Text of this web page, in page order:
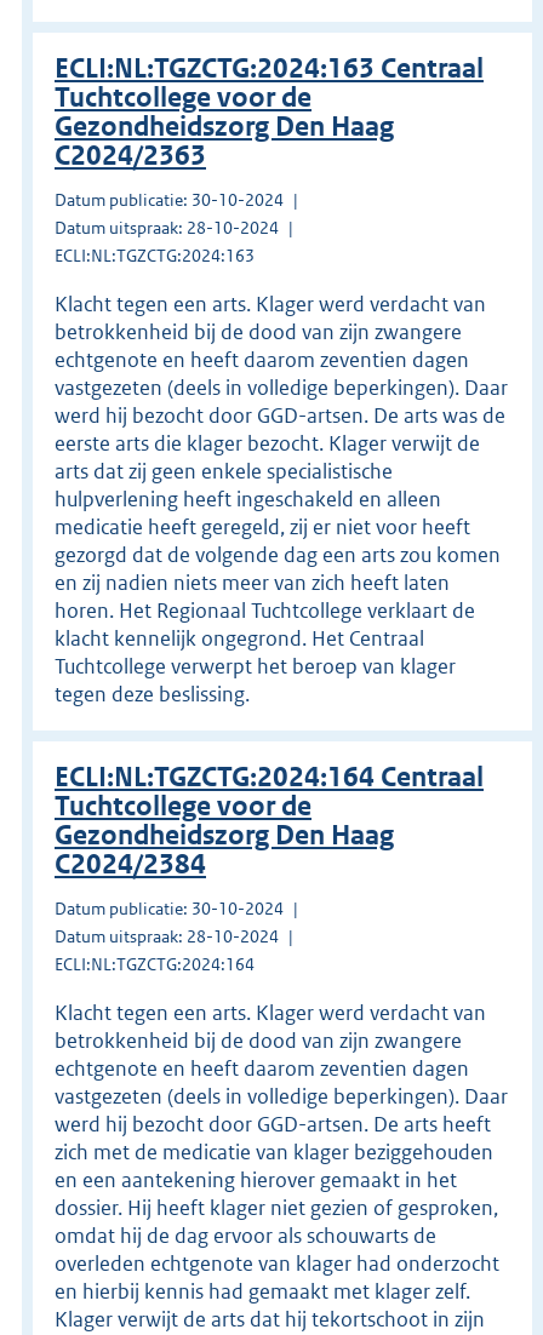
ECLI:NL:TGZCTG:2024:163 Centraal
Tuchtcollege voor de
Gezondheidszorg Den Haag
C2024/2363
Datum publicatie: 30-10-2024
Datum uitspraak: 28-10-2024
ECLI:NL:TGZCTG:2024:163
Klacht tegen een arts. Klager werd verdacht van
betrokkenheid bij de dood van zijn zwangere
echtgenote en heeft daarom zeventien dagen
vastgezeten (deels in volledige beperkingen). Daar
werd hij bezocht door GGD-artsen. De arts was de
eerste arts die klager bezocht. Klager verwijt de
arts dat zij geen enkele specialistische
hulpverlening heeft ingeschakeld en alleen
medicatie heeft geregeld, zij er niet voor heeft
gezorgd dat de volgende dag een arts zou komen
en zij nadien niets meer van zich heeft laten
horen. Het Regionaal Tuchtcollege verklaart de
klacht kennelijk ongegrond. Het Centraal
Tuchtcollege verwerpt het beroep van klager
tegen deze beslissing.
ECLI:NL:TGZCTG:2024:164 Centraal
Tuchtcollege voor de
Gezondheidszorg Den Haag
C2024/2384
Datum publicatie: 30-10-2024
Datum uitspraak: 28-10-2024
ECLI:NL:TGZCTG:2024:164
Klacht tegen een arts. Klager werd verdacht van
betrokkenheid bij de dood van zijn zwangere
echtgenote en heeft daarom zeventien dagen
vastgezeten (deels in volledige beperkingen). Daar
werd hij bezocht door GGD-artsen. De arts heeft
zich met de medicatie van klager beziggehouden
en een aantekening hierover gemaakt in het
dossier. Hij heeft klager niet gezien of gesproken,
omdat hij de dag ervoor als schouwarts de
overleden echtgenote van klager had onderzocht
en hierbij kennis had gemaakt met klager zelf.
Klager verwijt de arts dat hij tekortschoot in zijn